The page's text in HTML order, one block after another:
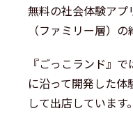
無料の社会体験アプ
（ファミリー層）
『ごっこランド』
に沿って開発した体
して出店していま